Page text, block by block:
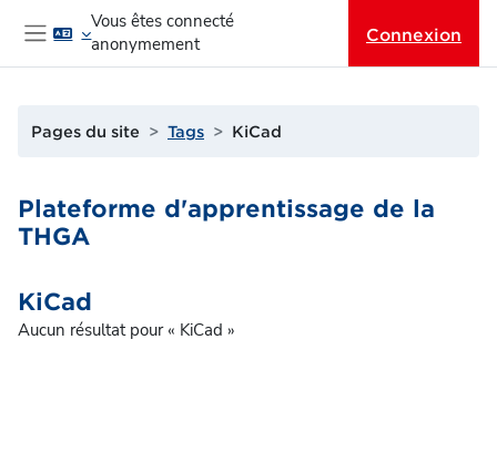
Passer au contenu principal
Panneau latéral
Vous êtes connecté
anonymement
Connexion
Pages du site Tags KiCad
Plateforme d'apprentissage de la
THGA
KiCad
Aucun résultat pour « KiCad »